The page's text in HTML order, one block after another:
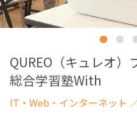
QUREO（キュレオ）
総合学習塾With
IT・Web・インターネット